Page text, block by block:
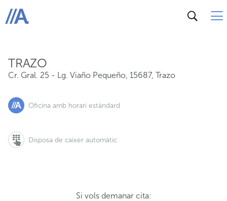
ABANCA
TRAZO
Cr. Gral. 25 - Lg. Viaño Pequeño, 15687, Trazo
Oficina amb horari estàndard
Disposa de caixer automàtic
Si vols demanar cita:
Cr. Gral. 25 - Lg. Viaño Pequeño, 15687, Trazo